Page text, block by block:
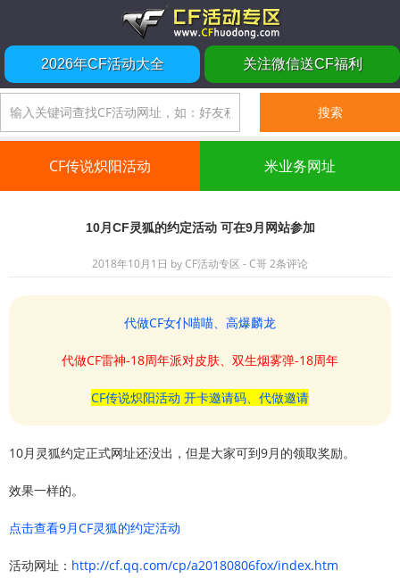
2026年CF活动大全 关注微信送CF福利
CF传说炽阳活动 米业务网址
10月CF灵狐的约定活动 可在9月网站参加
2018年10月1日 byCF活动专区 - C哥2条评论
代做CF女仆喵喵、高爆麟龙
代做CF雷神-18周年派对皮肤、双生烟雾弹-18周年
CF传说炽阳活动 开卡邀请码、代做邀请
10月灵狐约定正式网址还没出，但是大家可到9月的领取奖励。
效果一样的。
点击查看9月CF灵狐的约定活动
活动网址： http://cf.qq.com/cp/a20180806fox/index.htm